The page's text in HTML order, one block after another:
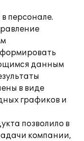
персонале.
данным
в виде
графиков и
позволило в
компании,